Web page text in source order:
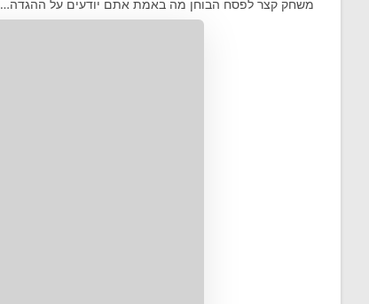
משחק קצר לפסח הבוחן מה באמת אתם יודעים על ההגדה…